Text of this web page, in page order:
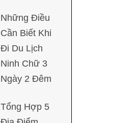
Những Điều
Cần Biết Khi
Đi Du Lịch
Ninh Chữ 3
Ngày 2 Đêm
Tổng Hợp 5